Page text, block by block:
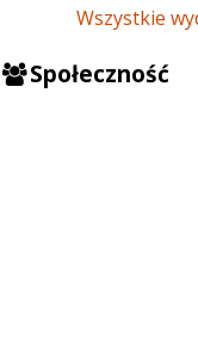
Wszystkie
Społeczność